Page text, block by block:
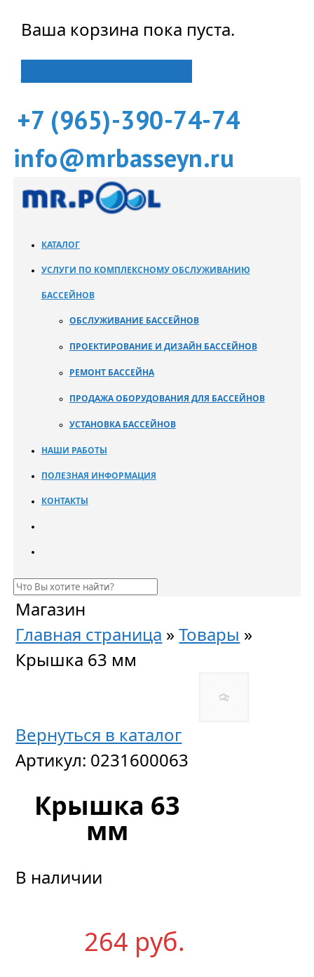
Ваша корзина пока пуста.
+7 (965)-390-74-74
info@mrbasseyn.ru
КАТАЛОГ
УСЛУГИ ПО КОМПЛЕКСНОМУ ОБСЛУЖИВАНИЮ
БАССЕЙНОВ
ОБСЛУЖИВАНИЕ БАССЕЙНОВ
ПРОЕКТИРОВАНИЕ И ДИЗАЙН БАССЕЙНОВ
РЕМОНТ БАССЕЙНА
ПРОДАЖА ОБОРУДОВАНИЯ ДЛЯ БАССЕЙНОВ
УСТАНОВКА БАССЕЙНОВ
НАШИ РАБОТЫ
ПОЛЕЗНАЯ ИНФОРМАЦИЯ
КОНТАКТЫ
Магазин
Главная страница »Товары »
Крышка 63 мм
Вернуться в каталог
Артикул: 0231600063
Крышка 63
мм
В наличии
264 руб.